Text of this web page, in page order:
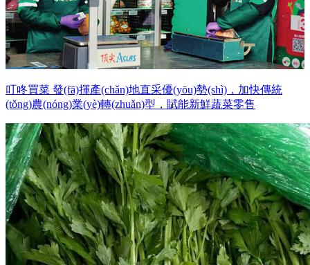
叮咚買菜 發(fā)揮產(chǎn)地直采優(yōu)勢(shì)，加快傳統
(tǒng)農(nóng)業(yè)轉(zhuǎn)型，賦能新鮮蔬菜零售